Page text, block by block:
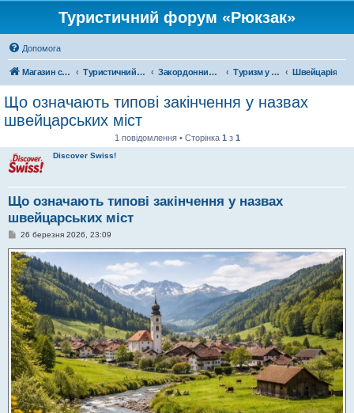
Туристичний форум «Рюкзак»
Допомога
Магазин спорядження Туристичний форум «Рюкзак» Закордонний туризм Туризм у Європі Швейцарія
Що означають типові закінчення у назвах
швейцарських міст
1 повідомлення • Сторінка 1 з 1
Discover Swiss!
Що означають типові закінчення у назвах
швейцарських міст
П
в
і
д
о
м
л
е
н
н
я
26 березня 2026, 23:09